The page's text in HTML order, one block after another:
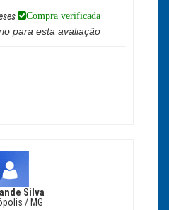
Compra verificada
para esta avaliação
Silva
/ MG